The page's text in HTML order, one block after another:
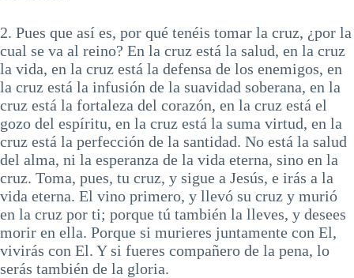
2. Pues que así es, por qué tenéis tomar la cruz, ¿por la
cual se va al reino? En la cruz está la salud, en la cruz
la vida, en la cruz está la defensa de los enemigos, en
la cruz está la infusión de la suavidad soberana, en la
cruz está la fortaleza del corazón, en la cruz está el
gozo del espíritu, en la cruz está la suma virtud, en la
cruz está la perfección de la santidad. No está la salud
del alma, ni la esperanza de la vida eterna, sino en la
cruz. Toma, pues, tu cruz, y sigue a Jesús, e irás a la
vida eterna. El vino primero, y llevó su cruz y murió
en la cruz por ti; porque tú también la lleves, y desees
morir en ella. Porque si murieres juntamente con El,
vivirás con El. Y si fueres compañero de la pena, lo
serás también de la gloria.